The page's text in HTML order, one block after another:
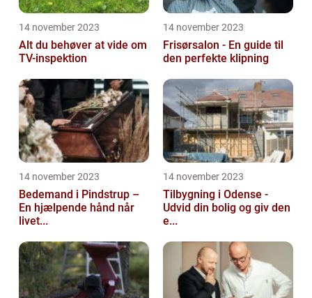
14 november 2023
Alt du behøver at vide om
TV-inspektion
14 november 2023
Frisørsalon - En guide til
den perfekte klipning
14 november 2023
Bedemand i Pindstrup –
En hjælpende hånd når
livet...
14 november 2023
Tilbygning i Odense -
Udvid din bolig og giv den
e...